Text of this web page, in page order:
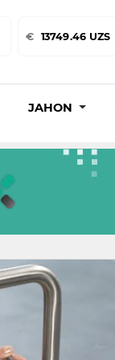
€ 13749.46 UZS
JAHON